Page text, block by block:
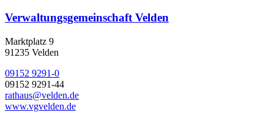
Verwaltungsgemeinschaft Velden
Marktplatz 9
91235 Velden
09152 9291-0
09152 9291-44
rathaus@velden.de
www.vgvelden.de